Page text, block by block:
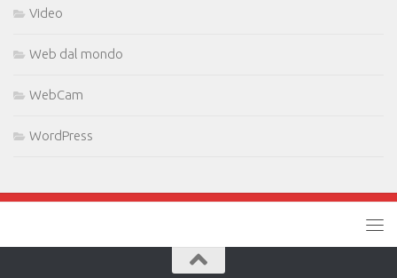
Video
Web dal mondo
WebCam
WordPress